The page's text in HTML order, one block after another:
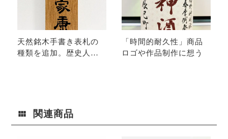
天然銘木手書き表札の
種類を追加。歴史人物
「時間的耐久性」商品
ロゴや作品制作に想う
関連商品